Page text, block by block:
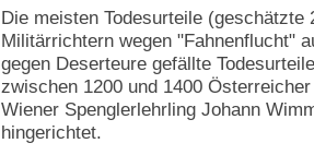
Die meisten Todesurteile (geschätzte
Militärrichtern wegen "Fahnenflucht"
gegen Deserteure gefällte
zwischen 1200 und 1400
Wiener Spenglerlehrling Johann
hingerichtet.